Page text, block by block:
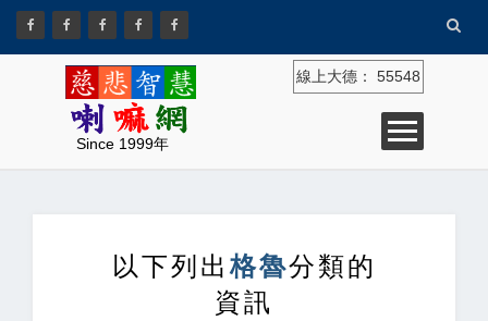
Since 1999年
線上大德： 55548
以下列出格魯分類的
資訊